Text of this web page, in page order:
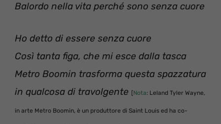
Balordo nella vita perché sono senza cuore
Ho detto di essere senza cuore
Così tanta figa, che mi esce dalla tasca
Metro Boomin trasforma questa spazzatura
in qualcosa di travolgente [Nota: Leland Tyler Wayne,
in arte Metro Boomin, è un produttore di Saint Louis ed ha co-